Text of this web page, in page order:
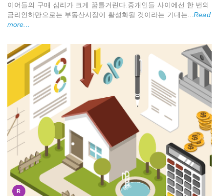
이어들의 구매 심리가 크게 꿈틀거린다.중개인들 사이에선 한 번의
금리인하만으로는 부동산시장이 활성화될 것이라는 기대는...Read
more...
R